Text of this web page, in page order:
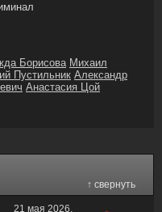
Борисова Михаил
Пустильник Александр
Анастасия Цой
↑ свернуть
21 мая 2026,